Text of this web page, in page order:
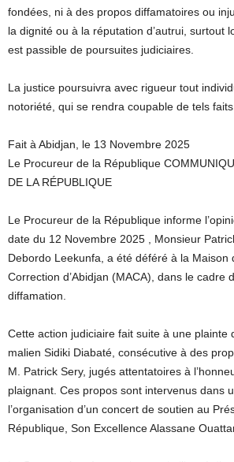
fondées, ni à des propos diffamatoires ou
la dignité ou à la réputation d’autrui, surtout
est passible de poursuites judiciaires.
La justice poursuivra avec rigueur tout
notoriété, qui se rendra coupable de tels faits.
Fait à Abidjan, le 13 Novembre 2025
Le Procureur de la République
DE LA RÉPUBLIQUE
Le Procureur de la République informe
date du 12 Novembre 2025 , Monsieur
Debordo Leekunfa, a été déféré à la Maison
Correction d’Abidjan (MACA), dans le cadre
diffamation.
Cette action judiciaire fait suite à une plainte
malien Sidiki Diabaté, consécutive à des
M. Patrick Sery, jugés attentatoires à
plaignant. Ces propos sont intervenus dans
l’organisation d’un concert de soutien au
République, Son Excellence Alassane